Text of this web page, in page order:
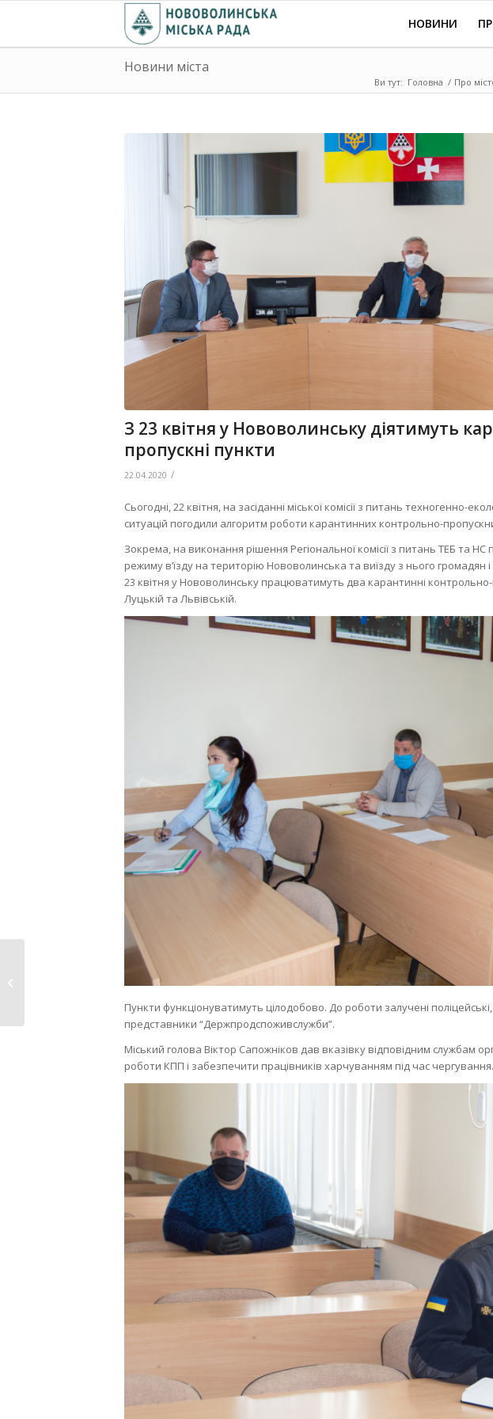
НОВИНИ
Новини міста
Ви тут: Головна / Про
З 23 квітня у Нововолинську діятимуть
пропускні пункти
22.04.2020 /
Сьогодні, 22 квітня, на засіданні міської комісії з питань техногенно-
ситуацій погодили алгоритм роботи карантинних контрольно-
Зокрема, на виконання рішення Регіональної комісії з питань ТЕБ та
режиму в’їзду на територію Нововолинська та виїзду з нього громадян
23 квітня у Нововолинську працюватимуть два карантинні
Луцькій та Львівській.
Пункти функціонуватимуть цілодобово. До роботи залучені
представники “Держпродспоживслужби”.
Міський голова Віктор Сапожніков дав вказівку відповідним службам
роботи КПП і забезпечити працівників харчуванням під час чергування.